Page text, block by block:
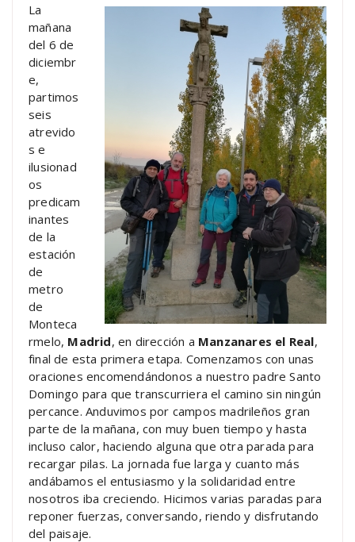
La
mañana
del 6 de
diciembr
e,
partimos
seis
atrevido
s e
ilusionad
os
predicam
inantes
de la
estación
de
metro
de
Monteca
rmelo, Madrid, en dirección a Manzanares el Real,
final de esta primera etapa. Comenzamos con unas
oraciones encomendándonos a nuestro padre Santo
Domingo para que transcurriera el camino sin ningún
percance. Anduvimos por campos madrileños gran
parte de la mañana, con muy buen tiempo y hasta
incluso calor, haciendo alguna que otra parada para
recargar pilas. La jornada fue larga y cuanto más
andábamos el entusiasmo y la solidaridad entre
nosotros iba creciendo. Hicimos varias paradas para
reponer fuerzas, conversando, riendo y disfrutando
del paisaje.